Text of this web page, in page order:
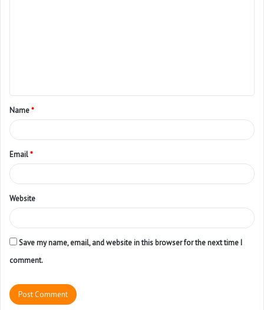
Name*
Email*
Website
Save my name, email, and website in this browser for the next time I
comment.